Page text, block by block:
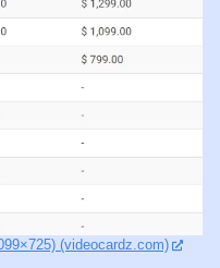
(videocardz.com)